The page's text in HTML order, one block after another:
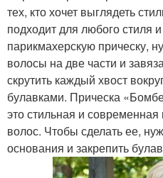
тех, кто хочет выглядеть
подходит для любого стиля
парикмахерскую прическу,
волосы на две части и
скрутить каждый хвост
булавками. Прическа
это стильная и современная
волос. Чтобы сделать ее,
основания и закрепить